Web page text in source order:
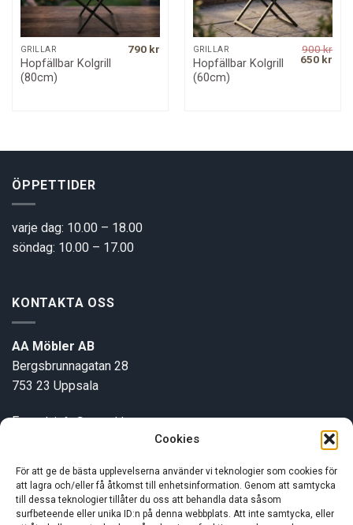
Cookies
För att ge de bästa upplevelserna använder vi teknologier som cookies för
att lagra och/eller få åtkomst till enhetsinformation. Genom att samtycka
till dessa teknologier tillåter du oss att behandla data såsom
surfbeteende eller unika ID:n på denna webbplats. Att inte samtycka, eller
GRILLAR
Hopfällbar Kolgrill
(80cm)
790 kr GRILLAR
Hopfällbar Kolgrill
(60cm)
900kr
Original
650 kr
ÖPPETTIDER
varje dag: 10.00 – 18.00
söndag: 10.00 – 17.00
KONTAKTA OSS
AA Möbler AB
Bergsbrunnagatan 28
753 23 Uppsala
E-post:info@aamobler.se
INFORMATION